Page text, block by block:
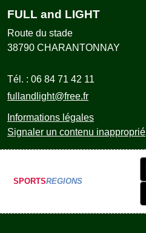
FULL and LIGHT
Route du stade
38790 CHARANTONNAY
Tél. : 06 84 71 42 11
fullandlight@free.fr
Informations légales
Signaler un contenu inapproprié
SPORTSREGIONS